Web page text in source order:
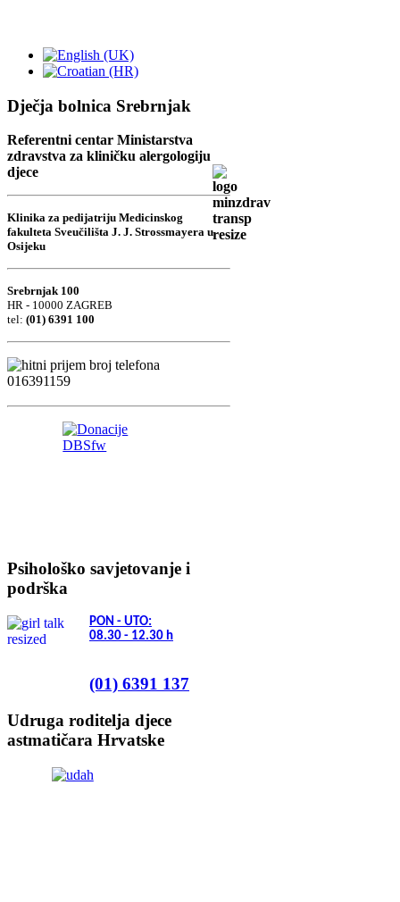
Dječja bolnica Srebrnjak
Referentni centar Ministarstva
zdravstva za kliničku alergologiju
djece
Klinika za pedijatriju Medicinskog
fakulteta Sveučilišta J. J. Strossmayera u
Osijeku
Srebrnjak 100
HR - 10000 ZAGREB
tel: (01) 6391 100
Psihološko savjetovanje i
podrška
PON - UTO:
08.30 - 12.30 h
(01) 6391 137
Udruga roditelja djece
astmatičara Hrvatske